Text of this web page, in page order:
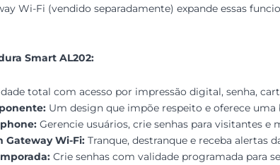
Wi-Fi (vendido separadamente) expande essas
Smart AL202:
total com acesso por impressão digital, senha,
Um design que impõe respeito e oferece uma
Gerencie usuários, crie senhas para visitantes
Gateway Wi-Fi: Tranque, destranque e receba alertas
Crie senhas com validade programada para